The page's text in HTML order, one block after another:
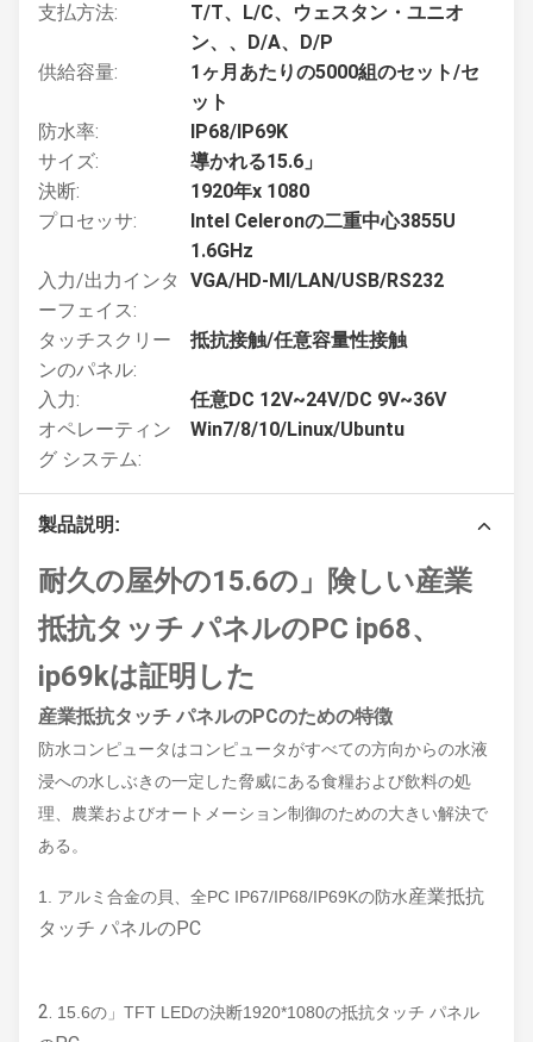
支払方法:
T/T、L/C、ウェスタン・ユニオ
ン、、D/A、D/P
供給容量:
1ヶ月あたりの5000組のセット/セ
ット
防水率:
IP68/IP69K
サイズ:
導かれる15.6」
決断:
1920年x 1080
プロセッサ:
Intel Celeronの二重中心3855U
1.6GHz
入力/出力インタ
ーフェイス:
VGA/HD-MI/LAN/USB/RS232
タッチスクリー
ンのパネル:
抵抗接触/任意容量性接触
入力:
任意DC 12V~24V/DC 9V~36V
オペレーティン
グ システム:
Win7/8/10/Linux/Ubuntu
製品説明:
耐久の屋外の15.6の」険しい産業
抵抗タッチ パネルのPC ip68、
ip69kは証明した
産業抵抗タッチ パネルのPCのための特徴
防水コンピュータはコンピュータがすべての方向からの水液
浸への水しぶきの一定した脅威にある食糧および飲料の処
理、農業およびオートメーション制御のための大きい解決で
ある。
1. アルミ合金の貝、全PC IP67/IP68/IP69Kの防水産業抵抗
タッチ パネルのPC
2. 15.6の」TFT LEDの決断1920*1080の抵抗タッチ パネル